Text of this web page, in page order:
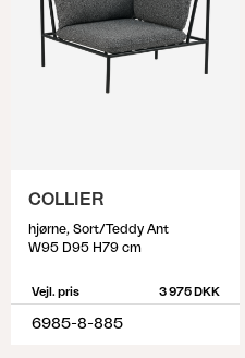
COLLIER
hjørne, Sort/Teddy Ant
W95 D95 H79 cm
Vejl. pris 3 975 DKK
6985-8-885